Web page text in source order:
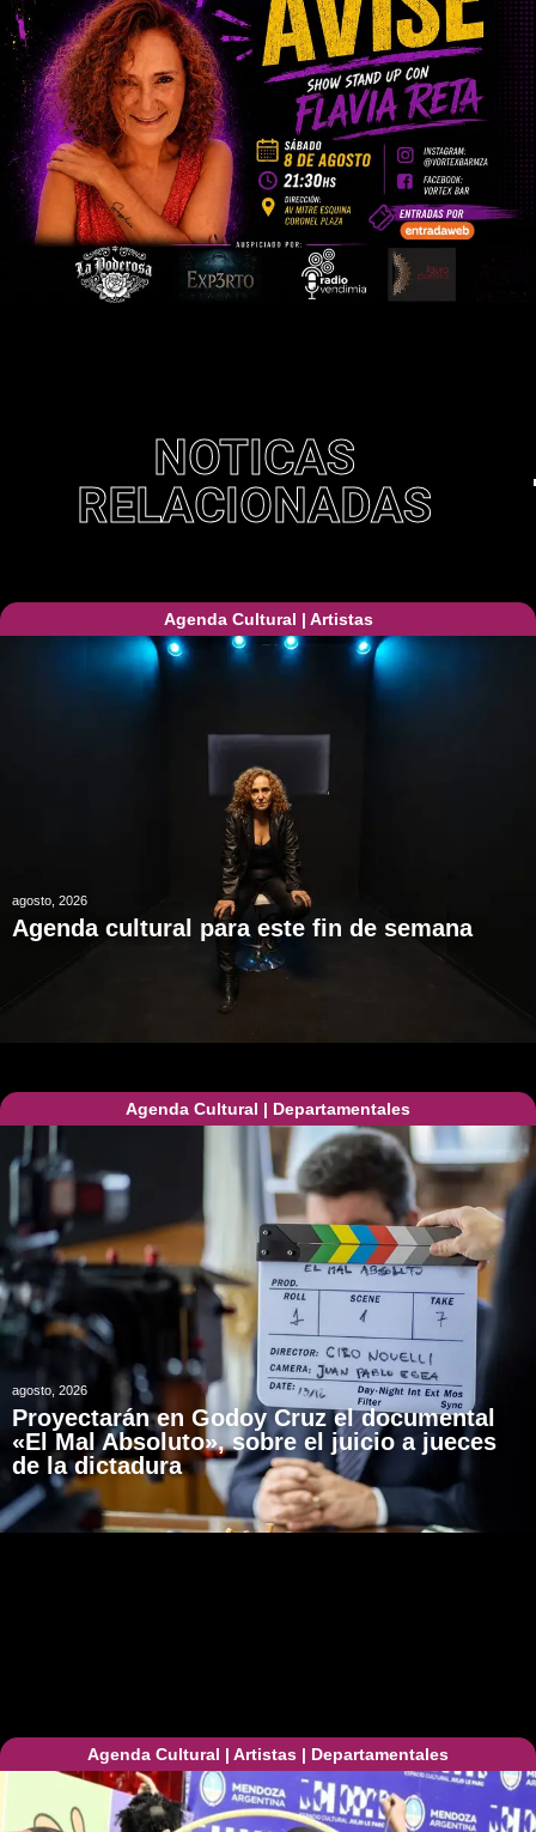
NOTICAS
RELACIONADAS
Agenda Cultural | Artistas
agosto, 2026
Agenda cultural para este fin de semana
Agenda Cultural | Departamentales
agosto, 2026
Proyectarán en Godoy Cruz el documental
«El Mal Absoluto», sobre el juicio a jueces
de la dictadura
Agenda Cultural | Artistas | Departamentales